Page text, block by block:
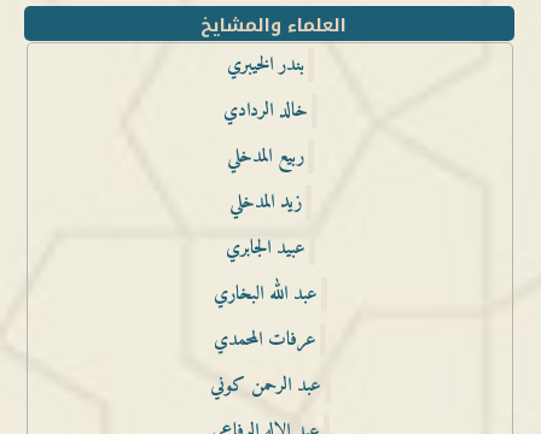
العلماء والمشايخ
بندر الخيبري
خالد الردادي
ربيع المدخلي
زيد المدخلي
عبيد الجابري
عبد الله البخاري
عرفات المحمدي
عبد الرحمن كوني